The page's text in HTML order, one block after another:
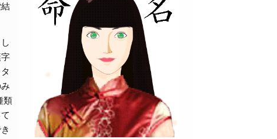
類